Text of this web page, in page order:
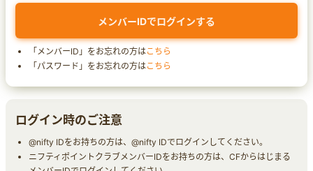
「メンバーID」をお忘れの方はこちら
「パスワード」をお忘れの方はこちら
ログイン時のご注意
@nifty IDをお持ちの方は、@nifty IDでログインしてください。
ニフティポイントクラブメンバーIDをお持ちの方は、CFからはじまる